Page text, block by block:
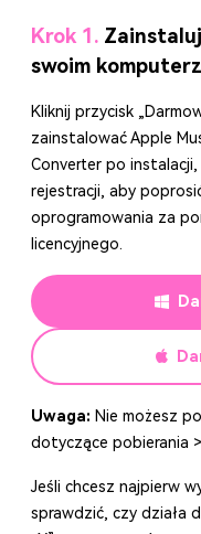
Krok 1.
swoim
Kliknij przycisk
zainstalować Apple
Converter po
rejestracji, aby
oprogramowania za
licencyjnego.
Uwaga: Nie możesz
dotyczące pobierania
Jeśli chcesz najpierw
sprawdzić, czy działa